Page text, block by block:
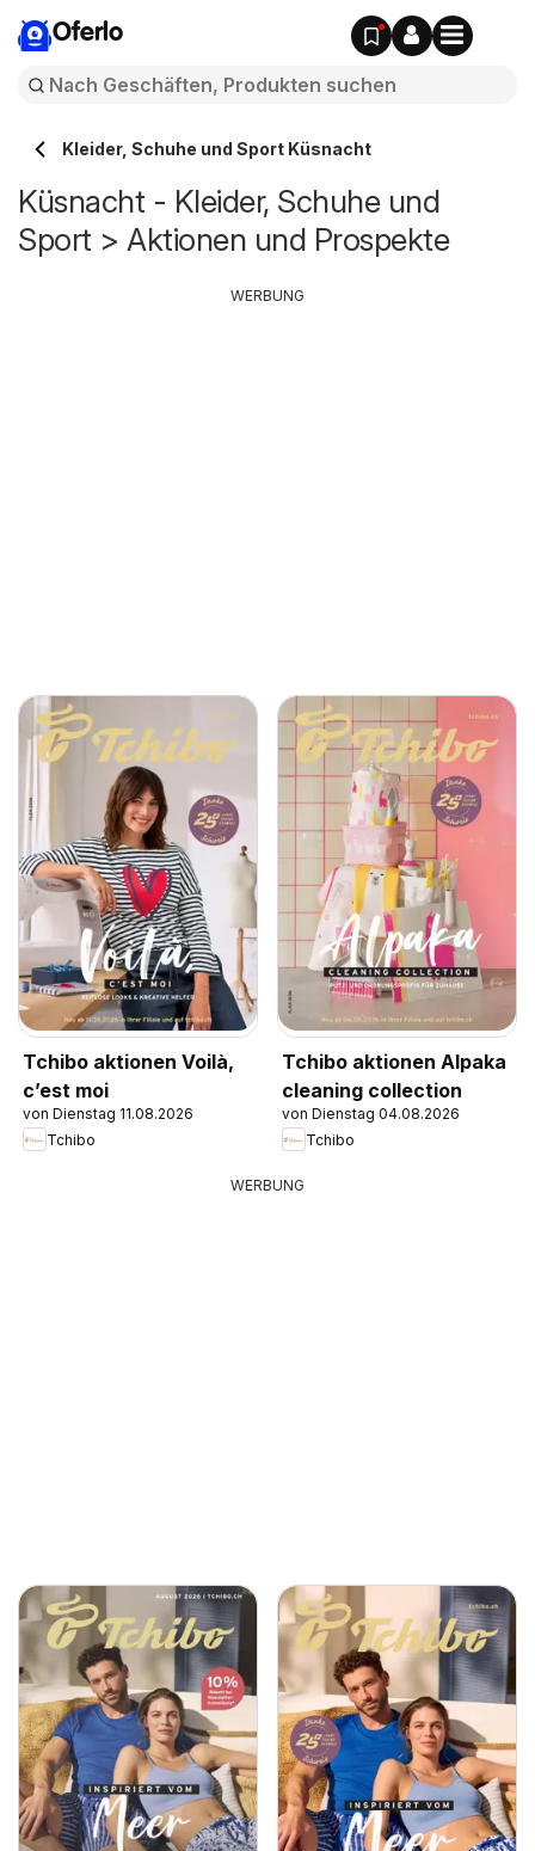
Oferlo
Kleider, Schuhe und Sport Küsnacht
Küsnacht - Kleider, Schuhe und
Sport > Aktionen und Prospekte
Tchibo aktionen Voilà,
c’est moi
von Dienstag 11.08.2026
Tchibo
Tchibo aktionen Alpaka
cleaning collection
von Dienstag 04.08.2026
Tchibo
WERBUNG
WERBUNG